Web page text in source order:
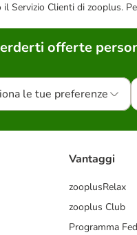
Servizio Clienti di zooplus.
offerte
le tue preferenze
Vantaggi
zooplusRelax
zooplus Club
Programma